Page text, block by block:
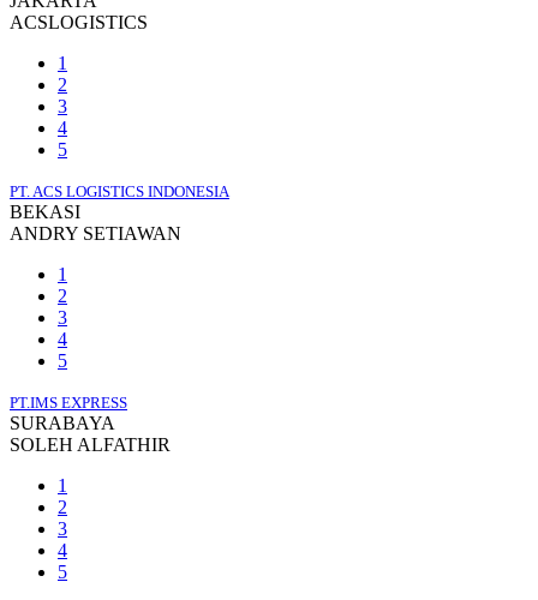
ACSLOGISTICS
1
2
3
4
5
PT. ACS LOGISTICS INDONESIA
BEKASI
ANDRY SETIAWAN
1
2
3
4
5
PT.IMS EXPRESS
SURABAYA
SOLEH ALFATHIR
1
2
3
4
5